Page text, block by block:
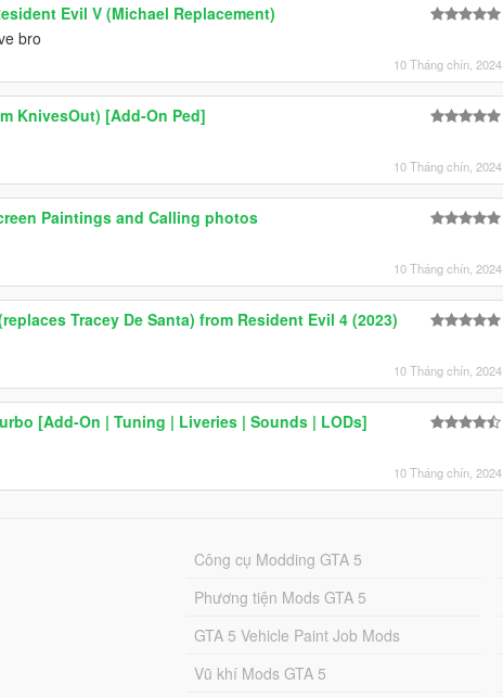
Evil V (Michael Replacement)
bro
10 Tháng chín, 2024
KnivesOut) [Add-On Ped]
10 Tháng chín, 2024
Paintings and Calling photos
10 Tháng chín, 2024
Tracey De Santa) from Resident Evil 4 (2023)
10 Tháng chín, 2024
[Add-On | Tuning | Liveries | Sounds | LODs]
10 Tháng chín, 2024
Công cụ Modding GTA 5
Phương tiện Mods GTA 5
GTA 5 Vehicle Paint Job Mods
Vũ khí Mods GTA 5